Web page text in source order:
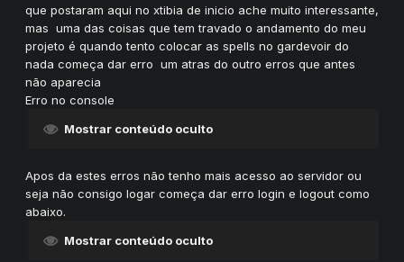
que postaram aqui no xtibia de inicio ache muito interessante,
mas uma das coisas que tem travado o andamento do meu
projeto é quando tento colocar as spells no gardevoir do
nada começa dar erro um atras do outro erros que antes
não aparecia
Erro no console
Mostrar conteúdo oculto
Apos da estes erros não tenho mais acesso ao servidor ou
seja não consigo logar começa dar erro login e logout como
abaixo.
Mostrar conteúdo oculto